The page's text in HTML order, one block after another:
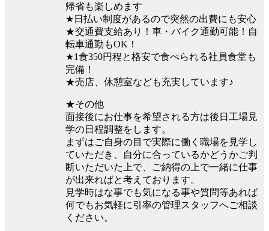
帰省も楽しめます
★日払い制度があるので突然の出費にも安心
★交通費支給あり！車・バイク通勤可能！自
転車通勤もOK！
★1食350円程と格安で食べられる社員食堂も
完備！
★売店、休憩室なども充実しています♪
★その他
面接後にお仕事を希望される方は後日工場見
学の日程調整をします。
まずはご自身の目で実際に働く職場を見学し
ていただき、自分に合っているかどうかご判
断いただいた上で、ご納得の上で一緒に仕事
が出来ればと考えております。
見学時はな事でも気になる事や質問等あれば
何でもお気軽に引率の管理スタッフへご相談
ください。